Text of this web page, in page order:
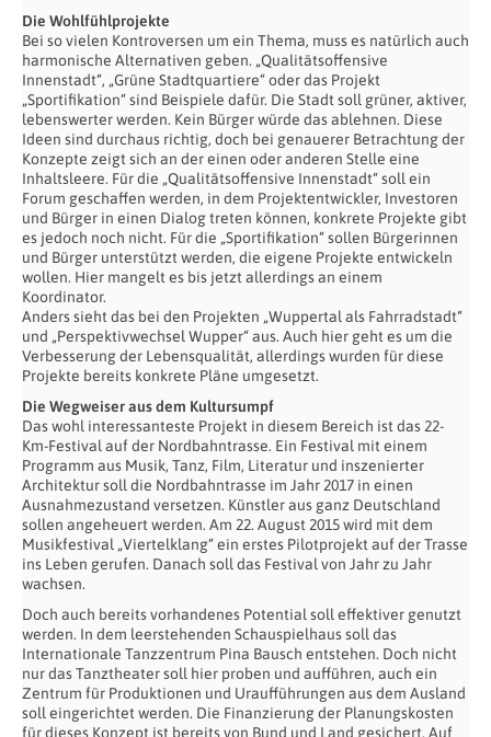
Die Wohlfühlprojekte
Bei so vielen Kontroversen um ein Thema, muss es natürlich auch
harmonische Alternativen geben. „Qualitätsoffensive
Innenstadt“, „Grüne Stadtquartiere“ oder das Projekt
„Sportifikation“ sind Beispiele dafür. Die Stadt soll grüner, aktiver,
lebenswerter werden. Kein Bürger würde das ablehnen. Diese
Ideen sind durchaus richtig, doch bei genauerer Betrachtung der
Konzepte zeigt sich an der einen oder anderen Stelle eine
Inhaltsleere. Für die „Qualitätsoffensive Innenstadt“ soll ein
Forum geschaffen werden, in dem Projektentwickler, Investoren
und Bürger in einen Dialog treten können, konkrete Projekte gibt
es jedoch noch nicht. Für die „Sportifikation“ sollen Bürgerinnen
und Bürger unterstützt werden, die eigene Projekte entwickeln
wollen. Hier mangelt es bis jetzt allerdings an einem
Koordinator.
Anders sieht das bei den Projekten „Wuppertal als Fahrradstadt“
und „Perspektivwechsel Wupper“ aus. Auch hier geht es um die
Verbesserung der Lebensqualität, allerdings wurden für diese
Projekte bereits konkrete Pläne umgesetzt.
Die Wegweiser aus dem Kultursumpf
Das wohl interessanteste Projekt in diesem Bereich ist das 22-
Km-Festival auf der Nordbahntrasse. Ein Festival mit einem
Programm aus Musik, Tanz, Film, Literatur und inszenierter
Architektur soll die Nordbahntrasse im Jahr 2017 in einen
Ausnahmezustand versetzen. Künstler aus ganz Deutschland
sollen angeheuert werden. Am 22. August 2015 wird mit dem
Musikfestival „Viertelklang“ ein erstes Pilotprojekt auf der Trasse
ins Leben gerufen. Danach soll das Festival von Jahr zu Jahr
wachsen.
Doch auch bereits vorhandenes Potential soll effektiver genutzt
werden. In dem leerstehenden Schauspielhaus soll das
Internationale Tanzzentrum Pina Bausch entstehen. Doch nicht
nur das Tanztheater soll hier proben und aufführen, auch ein
Zentrum für Produktionen und Uraufführungen aus dem Ausland
soll eingerichtet werden. Die Finanzierung der Planungskosten
für dieses Konzept ist bereits von Bund und Land gesichert. Auf